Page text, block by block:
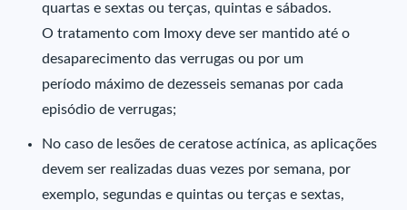
quartas e sextas ou terças, quintas e sábados.
O tratamento com Imoxy deve ser mantido até o
desaparecimento das verrugas ou por um
período máximo de dezesseis semanas por cada
episódio de verrugas;
No caso de lesões de ceratose actínica, as aplicações
devem ser realizadas duas vezes por semana, por
exemplo, segundas e quintas ou terças e sextas,